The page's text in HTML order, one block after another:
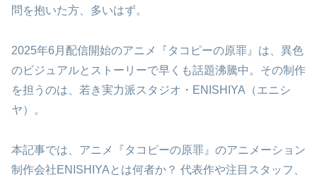
問を抱いた方、多いはず。
2025年6月配信開始のアニメ『タコピーの原罪』は、異色
のビジュアルとストーリーで早くも話題沸騰中。その制作
を担うのは、若き実力派スタジオ・ENISHIYA（エニシ
ヤ）。
本記事では、アニメ『タコピーの原罪』のアニメーション
制作会社ENISHIYAとは何者か？ 代表作や注目スタッフ、